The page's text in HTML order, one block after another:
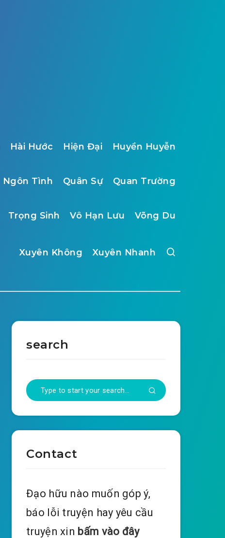
Hài Hước Hiện Đại Huyền Huyễn
Ngôn Tình Quân Sự Quan Trường
Trọng Sinh Vô Hạn Lưu Võng Du
Xuyên Không Xuyên Nhanh
search
Contact
Đạo hữu nào muốn góp ý,
báo lỗi truyện hay yêu cầu
truyện xin bấm vào đây